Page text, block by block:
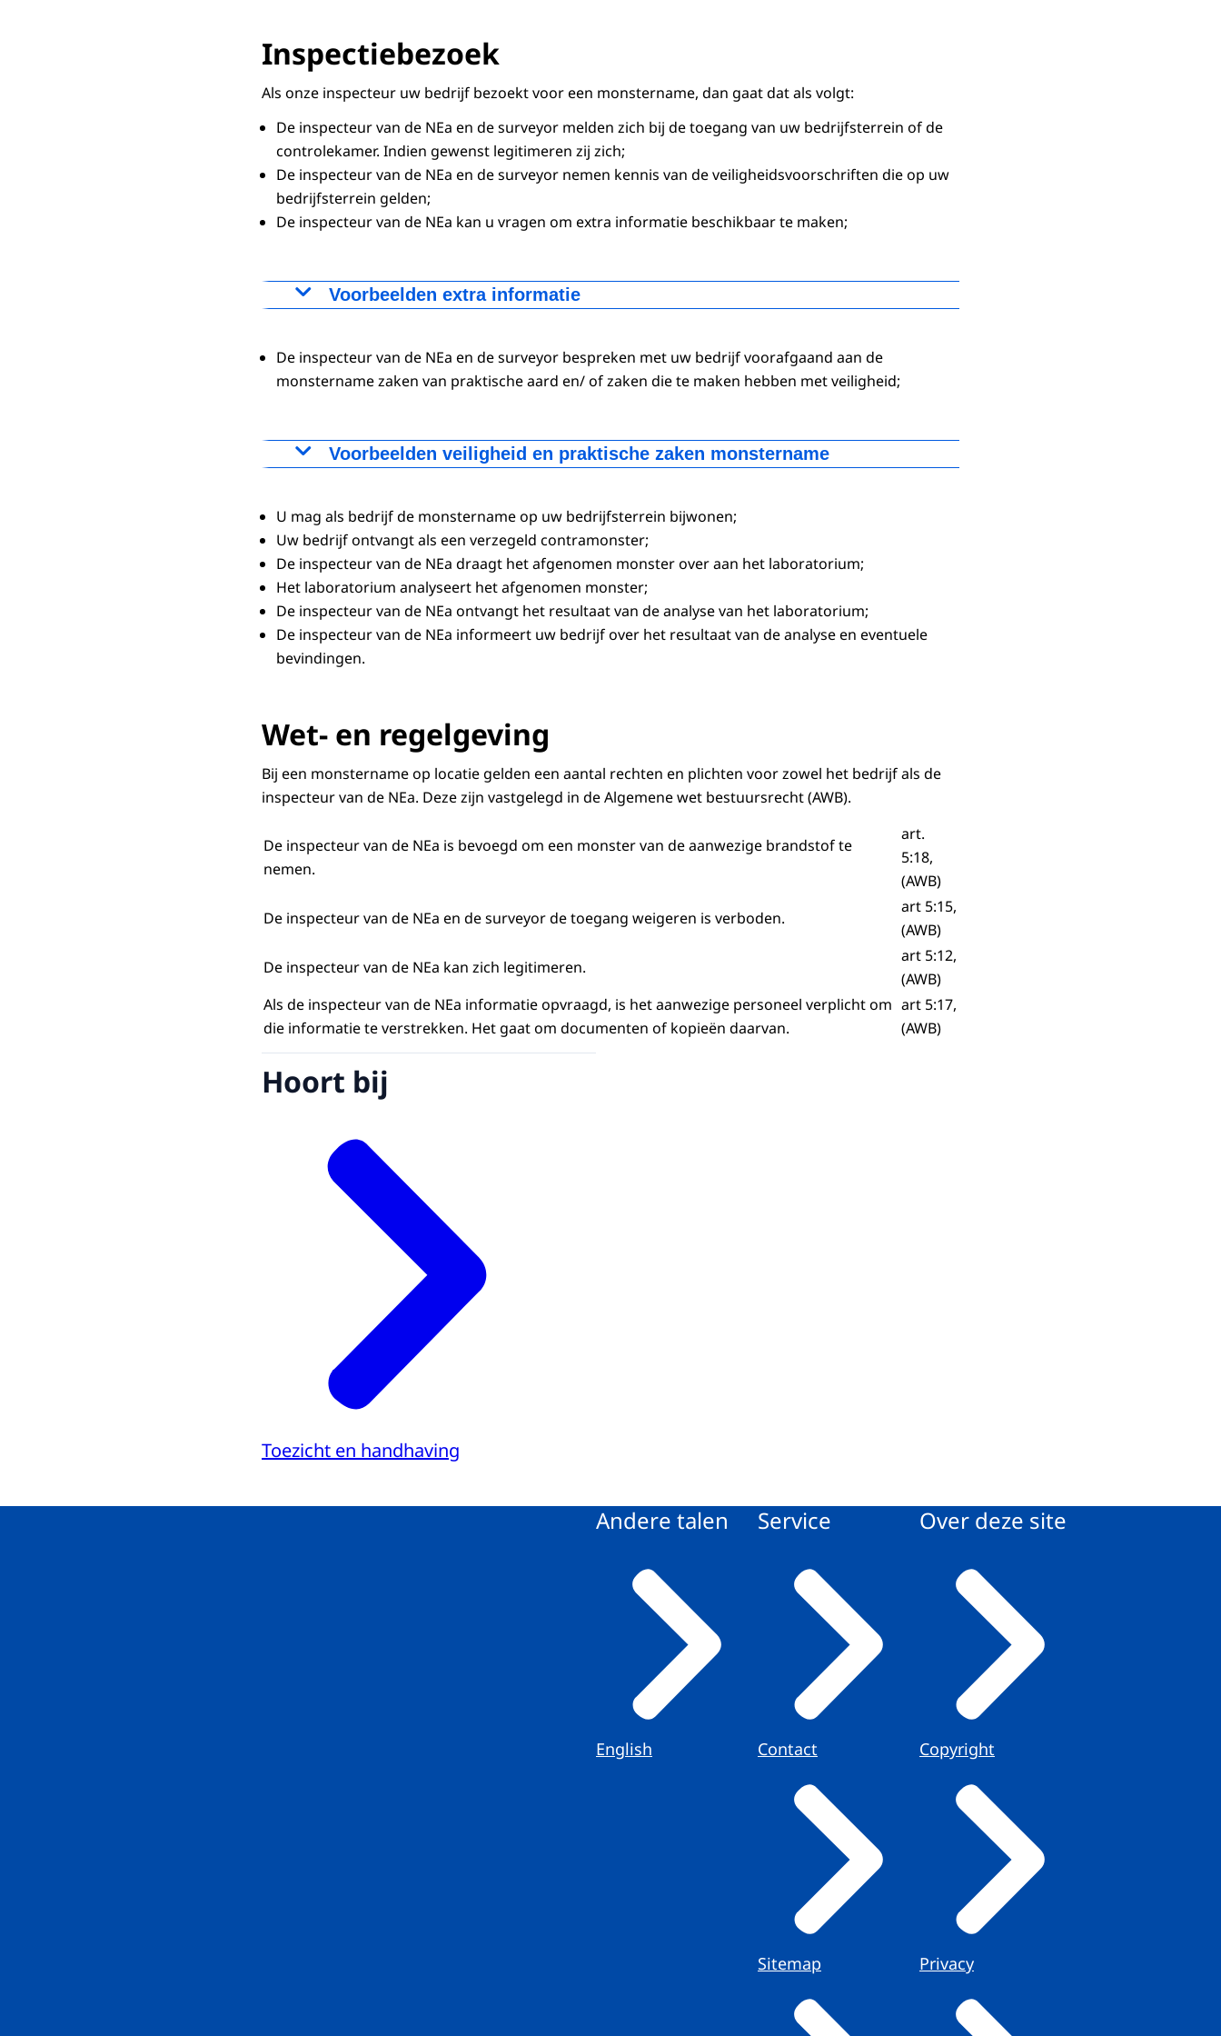
Inspectiebezoek
Als onze inspecteur uw bedrijf bezoekt voor een monstername, dan gaat dat als volgt:
De inspecteur van de NEa en desurveyor melden zich bij de toegang van uw bedrijfsterrein of de
controlekamer. Indien gewenst legitimeren zij zich;
De inspecteur van de NEa en desurveyor nemen kennis van de veiligheidsvoorschriften die op uw
bedrijfsterrein gelden;
De inspecteur van de NEa kan u vragen om extra informatie beschikbaar te maken;
Voorbeelden extra informatie
Gegevens laatste lossing in de betreffende tank(s)
Mutatieoverzicht(en) weken voorafgaand aan de bemonstering
De inspecteur van de NEa en desurveyor bespreken met uw bedrijf voorafgaand aan de
monstername zaken van praktische aard en/ of zaken die te maken hebben met veiligheid;
Voorbeelden veiligheid en praktische zaken monstername
Route over het terrein
Verwarmen product
Lopende (los)processen
Werkzaamheden op het terrein die van invloed zijn op de veiligheid van de monstername
U mag als bedrijf de monstername op uw bedrijfsterrein bijwonen;
Uw bedrijf ontvangt als een verzegeld contramonster;
De inspecteur van de NEa draagt het afgenomen monster over aan het laboratorium;
Het laboratorium analyseert het afgenomen monster;
De inspecteur van de NEa ontvangt het resultaat van de analyse van het laboratorium;
De inspecteur van de NEa informeert uw bedrijf over het resultaat van de analyse en eventuele
bevindingen.
Wet- en regelgeving
Bij een monstername op locatie gelden een aantal rechten en plichten voor zowel het bedrijf als de
inspecteur van de NEa. Deze zijn vastgelegd in de Algemene wet bestuursrecht (AWB).
De inspecteur van de NEa is bevoegd om een monster van de aanwezige brandstof te
nemen.
art.
5:18,
(AWB)
De inspecteur van de NEa en desurveyorde toegang weigeren is verboden.
art 5:15,
(AWB)
De inspecteur van de NEa kan zich legitimeren.
art 5:12,
(AWB)
Als de inspecteur van de NEa informatie opvraagd, is het aanwezige personeel verplicht om
die informatie te verstrekken. Het gaat om documenten of kopieën daarvan.
art 5:17,
(AWB)
Hoort bij
Toezicht en handhaving
Andere talen
English
Service
Contact
Sitemap
Over deze site
Copyright
Privacy